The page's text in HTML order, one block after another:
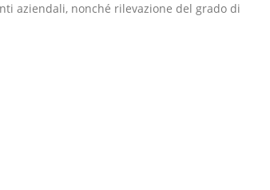
aziendali, nonché rilevazione del grado di